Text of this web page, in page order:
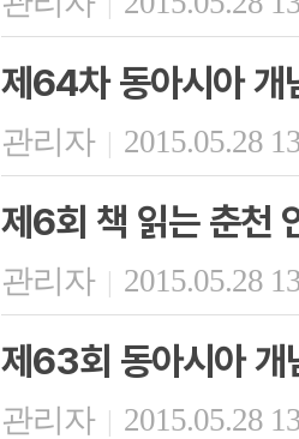
제64차 동아시아 개
관리자 | 2015.05.28
제6회 책 읽는 춘천
관리자 | 2015.05.28
제63회 동아시아 개
관리자 | 2015.05.28